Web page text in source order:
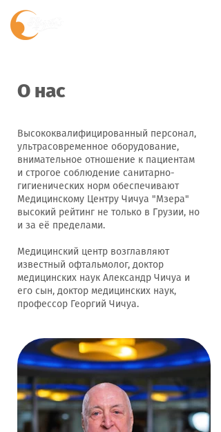
О нас
Высококвалифицированный персонал,
ультрасовременное оборудование,
внимательное отношение к пациентам
и строгое соблюдение санитарно-
гигиенических норм обеспечивают
Медицинскому Центру Чичуа "Мзера"
высокий рейтинг не только в Грузии, но
и за её пределами.
Медицинский центр возглавляют
известный офтальмолог, доктор
медицинских наук Александр Чичуа и
его сын, доктор медицинских наук,
профессор Георгий Чичуа.